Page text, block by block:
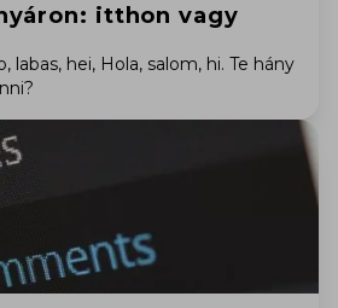
itthon vagy
labas, hei, Hola, salom, hi. Te hány